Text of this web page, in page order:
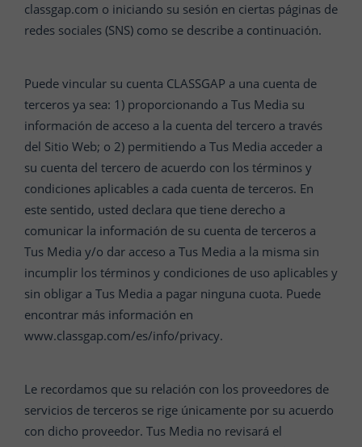
classgap.com o iniciando su sesión en ciertas páginas de
redes sociales (SNS) como se describe a continuación.
Puede vincular su cuenta CLASSGAP a una cuenta de
terceros ya sea: 1) proporcionando a Tus Media su
información de acceso a la cuenta del tercero a través
del Sitio Web; o 2) permitiendo a Tus Media acceder a
su cuenta del tercero de acuerdo con los términos y
condiciones aplicables a cada cuenta de terceros. En
este sentido, usted declara que tiene derecho a
comunicar la información de su cuenta de terceros a
Tus Media y/o dar acceso a Tus Media a la misma sin
incumplir los términos y condiciones de uso aplicables y
sin obligar a Tus Media a pagar ninguna cuota. Puede
encontrar más información en
www.classgap.com/es/info/privacy.
Le recordamos que su relación con los proveedores de
servicios de terceros se rige únicamente por su acuerdo
con dicho proveedor. Tus Media no revisará el